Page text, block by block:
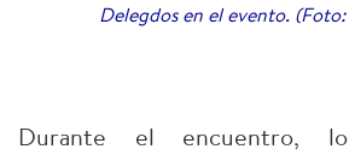
Delegdos en el evento.
Durante el encuentro,